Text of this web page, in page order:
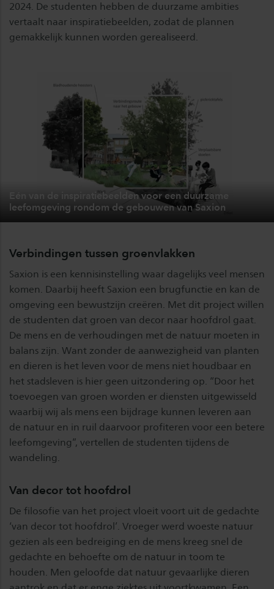
2024. De studenten hebben de duurzame ambities
vertaalt naar inspiratiebeelden, zodat de plannen
gemakkelijk kunnen worden gerealiseerd.
Eén van de inspiratiebeelden voor een duurzame
leefomgeving rondom de gebouwen van Saxion
Verbindingen tussen groenvlakken
Saxion is een kennisinstelling waar dagelijks veel mensen
komen. Daarbij heeft Saxion een brugfunctie en kan de
omgeving een bewustzijn creëren. Met dit project willen
de studenten dat groen van decor naar hoofdrol gaat.
De mens en de verhoudingen met de natuur moeten in
balans zijn. Want zonder de aanwezigheid van planten
en dieren is het leven voor de mens niet houdbaar en
het stadsleven is hier geen uitzondering op. “Door het
toevoegen van groen worden er diensten uitgewisseld
waarbij wij als mens een bijdrage kunnen leveren aan
de natuur en in ruil daarvoor profiteren voor een betere
leefomgeving”, vertellen de studenten tijdens de
wandeling.
Van decor tot hoofdrol
De filosofie van het project vloeit voort uit de gedachte
‘van decor tot hoofdrol’. Vroeger werd woeste natuur
gezien als een bedreiging en de mens kreeg snel de
gedachte en behoefte om de natuur in toom te
houden. Men geloofde dat natuur gevaarlijke dieren